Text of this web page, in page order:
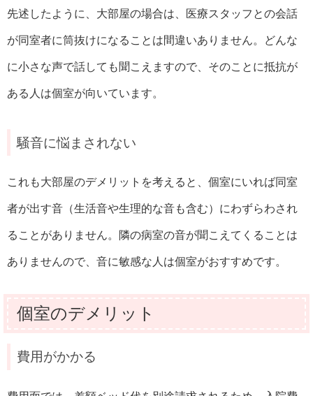
先述したように、大部屋の場合は、医療スタッフとの会話
が同室者に筒抜けになることは間違いありません。どんな
に小さな声で話しても聞こえますので、そのことに抵抗が
ある人は個室が向いています。
騒音に悩まされない
これも大部屋のデメリットを考えると、個室にいれば同室
者が出す音（生活音や生理的な音も含む）にわずらわされ
ることがありません。隣の病室の音が聞こえてくることは
ありませんので、音に敏感な人は個室がおすすめです。
個室のデメリット
費用がかかる